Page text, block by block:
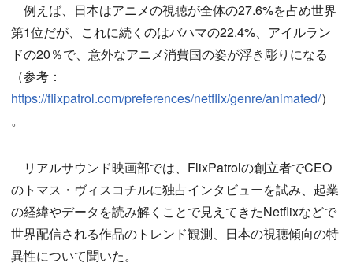
例えば、日本はアニメの視聴が全体の27.6%を占め世界
第1位だが、これに続くのはバハマの22.4%、アイルラン
ドの20％で、意外なアニメ消費国の姿が浮き彫りになる
（参考：
https://flixpatrol.com/preferences/netflix/genre/animated/）
。
リアルサウンド映画部では、FlixPatrolの創立者でCEO
のトマス・ヴィスコチルに独占インタビューを試み、起業
の経緯やデータを読み解くことで見えてきたNetflixなどで
世界配信される作品のトレンド観測、日本の視聴傾向の特
異性について聞いた。